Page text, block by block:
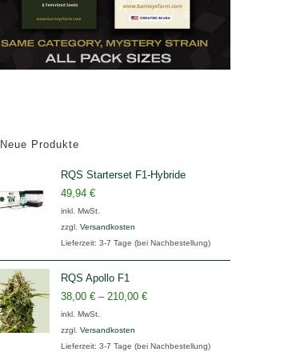
Neue Produkte
RQS Starterset F1-Hybride
49,94 €
inkl. MwSt.
zzgl. Versandkosten
Lieferzeit: 3-7 Tage (bei Nachbestellung)
RQS Apollo F1
38,00 € – 210,00 €
inkl. MwSt.
zzgl. Versandkosten
Lieferzeit: 3-7 Tage (bei Nachbestellung)